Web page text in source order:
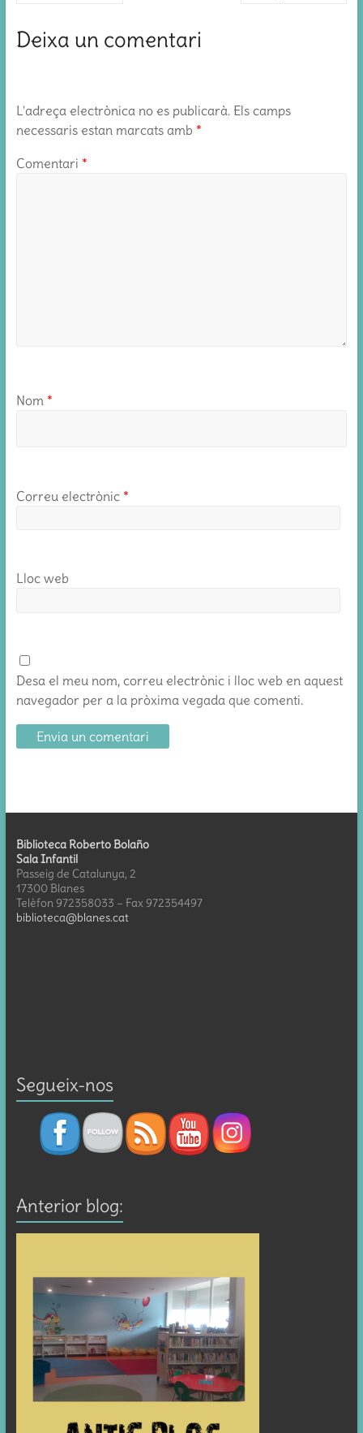
Deixa un comentari
L'adreça electrònica no es publicarà. Els camps
necessaris estan marcats amb *
Comentari *
Nom *
Correu electrònic *
Lloc web
Desa el meu nom, correu electrònic i lloc web en aquest
navegador per a la pròxima vegada que comenti.
Biblioteca Roberto Bolaño
Sala Infantil
Passeig de Catalunya, 2
17300 Blanes
Telèfon 972358033 – Fax 972354497
biblioteca@blanes.cat
Segueix-nos
Anterior blog: